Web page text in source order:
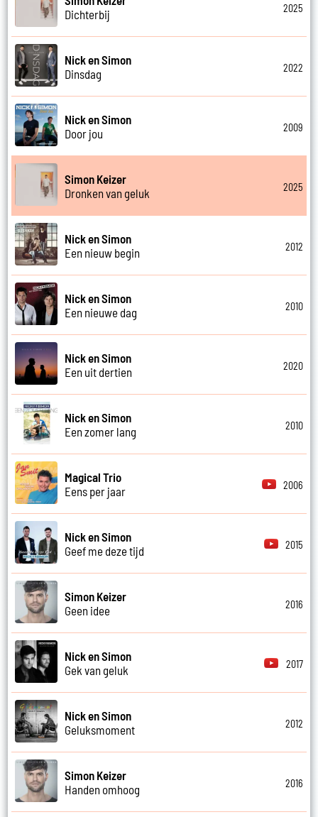
Dichterbij
2025
Nick en Simon
Dinsdag
2022
Nick en Simon
Door jou
2009
Simon Keizer
Dronken van geluk
2025
Nick en Simon
Een nieuw begin
2012
Nick en Simon
Een nieuwe dag
2010
Nick en Simon
Een uit dertien
2020
Nick en Simon
Een zomer lang
2010
Magical Trio
Eens per jaar
2006
Nick en Simon
Geef me deze tijd
2015
Simon Keizer
Geen idee
2016
Nick en Simon
Gek van geluk
2017
Nick en Simon
Geluksmoment
2012
Simon Keizer
Handen omhoog
2016